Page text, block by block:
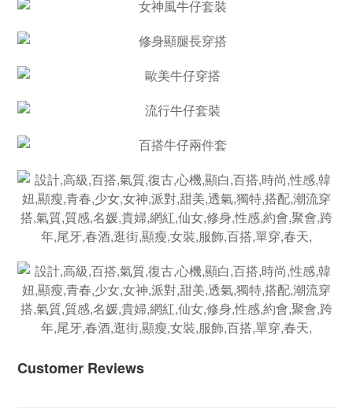
Customer Reviews